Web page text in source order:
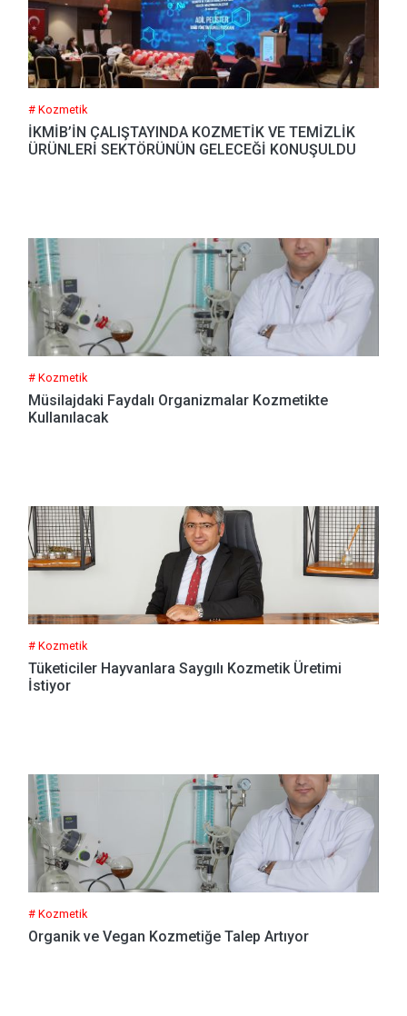
# Kozmetik
İKMİB’İN ÇALIŞTAYINDA KOZMETİK VE TEMİZLİK
ÜRÜNLERİ SEKTÖRÜNÜN GELECEĞİ KONUŞULDU
# Kozmetik
Müsilajdaki Faydalı Organizmalar Kozmetikte
Kullanılacak
# Kozmetik
Tüketiciler Hayvanlara Saygılı Kozmetik Üretimi
İstiyor
# Kozmetik
Organik ve Vegan Kozmetiğe Talep Artıyor